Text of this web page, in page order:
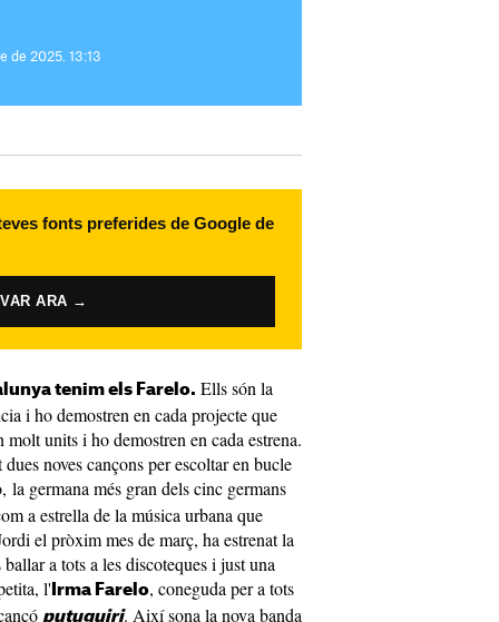
de 2025. 13:13
fonts preferides de Google de
ARA →
tenim els Farelo. Ells són la
i ho demostren en cada projecte que
units i ho demostren en cada estrena.
noves cançons per escoltar en bucle
la germana més gran dels cinc germans
a estrella de la música urbana que
el pròxim mes de març, ha estrenat la
ballar a tots a les discoteques i just una
l' Irma Farelo, coneguda per a tots
putuguiri. Així sona la nova banda